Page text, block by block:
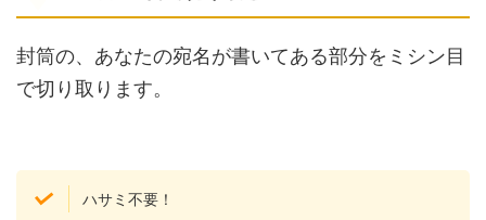
封筒の、あなたの宛名が書いてある部分をミシン目
で切り取ります。
ハサミ不要！